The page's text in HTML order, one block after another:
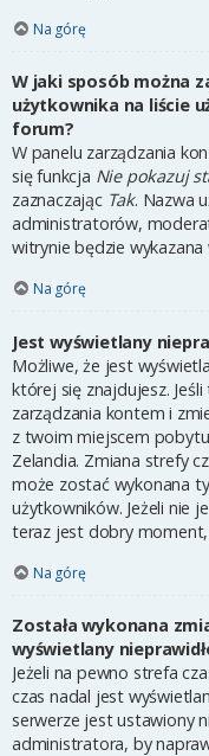
Na górę
W jaki sposób można
użytkownika na liście
forum?
W panelu zarządzania
się funkcja Nie pokazuj
zaznaczając Tak. Nazwa
administratorów,
witrynie będzie
Na górę
Jest wyświetlany
Możliwe, że jest
której się znajdujesz.
zarządzania kontem i
z twoim miejscem
Zelandia. Zmiana strefy
może zostać wykonana
użytkowników. Jeżeli nie
teraz jest dobry
Na górę
Została wykonana
wyświetlany
Jeżeli na pewno strefa
czas nadal jest
serwerze jest ustawiony
administratora, by